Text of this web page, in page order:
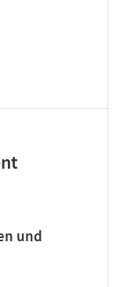
und